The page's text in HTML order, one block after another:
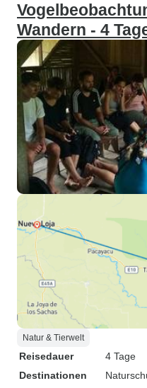
Wandern - 4
Natur & Tierwelt
Reisedauer
4 Tage
Destinationen